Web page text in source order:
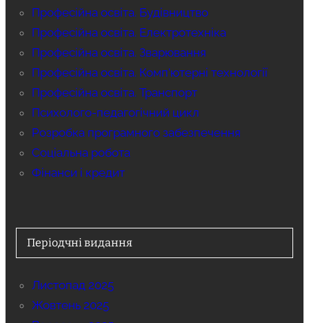
Професійна освіта. Будівництво
Професійна освіта. Електротехніка
Професійна освіта. Зварювання
Професійна освіта. Комп'ютерні технології
Професійна освіта. Транспорт
Психолого-педагогічний цикл
Розробка програмного забезпечення
Соціальна робота
Фінанси і кредит
Періодчні видання
Листопад 2025
Жовтень 2025